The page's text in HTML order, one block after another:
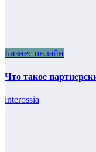
Бизнес онлайн
Что такое
interossia